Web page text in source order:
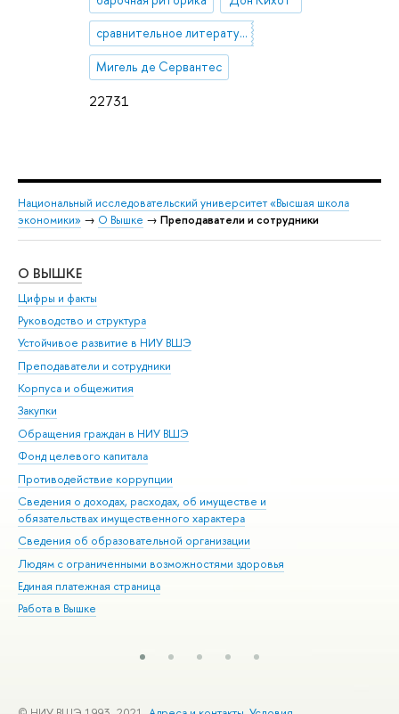
22731
сравнительное литературоведение
Мигель де Сервантес
Национальный исследовательский университет «Высшая школа
экономики» → О Вышке → Преподаватели и сотрудники
О ВЫШКЕ
Цифры и факты
Руководство и структура
Устойчивое развитие в НИУ ВШЭ
Преподаватели и сотрудники
Корпуса и общежития
Закупки
Обращения граждан в НИУ ВШЭ
Фонд целевого капитала
Противодействие коррупции
Сведения о доходах, расходах, об имуществе и
обязательствах имущественного характера
Сведения об образовательной организации
Людям с ограниченными возможностями здоровья
Единая платежная страница
Работа в Вышке